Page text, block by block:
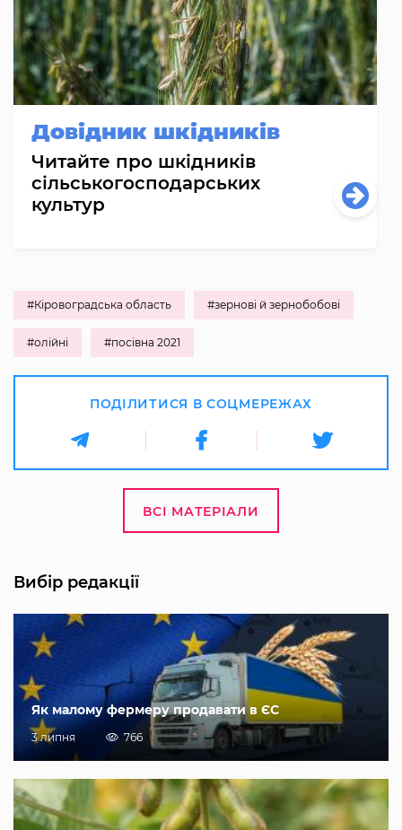
Довідник шкідників
Читайте про шкідників
сільськогосподарських
культур
#Кіровоградська область #зернові й зернобобові
#олійні #посівна 2021
ПОДІЛИТИСЯ В СОЦМЕРЕЖАХ
ВСІ МАТЕРІАЛИ
Вибір редакції
Як малому фермеру продавати в ЄС
3 липня 766